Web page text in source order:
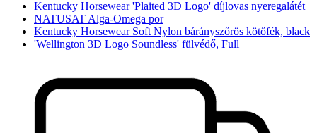
Kentucky Horsewear 'Plaited 3D Logo' díjlovas nyeregalátét
NATUSAT Alga-Omega por
Kentucky Horsewear Soft Nylon bárányszőrös kötőfék, black
'Wellington 3D Logo Soundless' fülvédő, Full